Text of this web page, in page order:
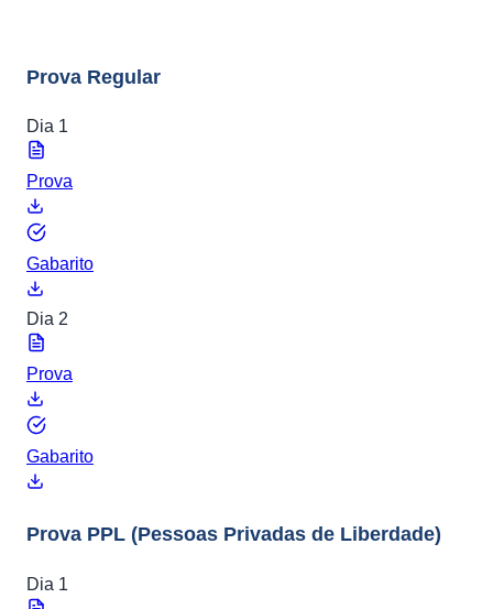
Prova Regular
Dia 1
Prova
Gabarito
Dia 2
Prova
Gabarito
Prova PPL (Pessoas Privadas de Liberdade)
Dia 1